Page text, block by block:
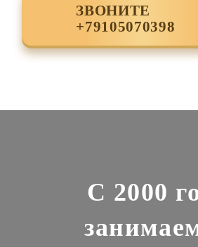
ЗВОНИТЕ
+79105070398
С 2000